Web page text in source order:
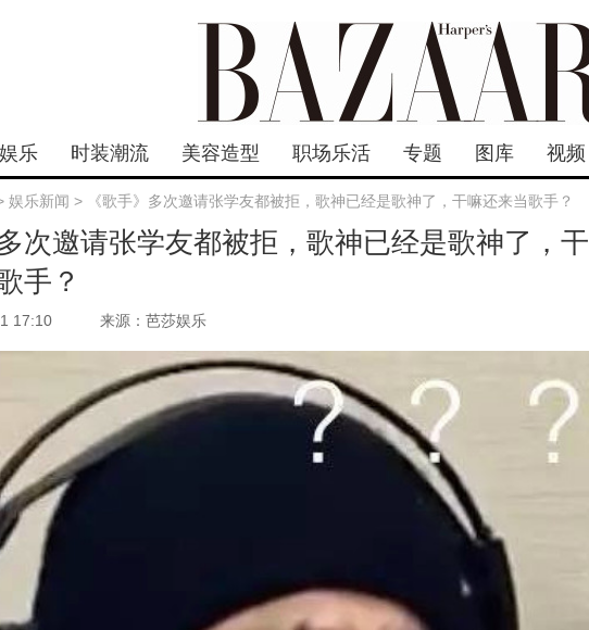
乐 时装潮流 美容造型 职场乐活 专题 图库 视频
娱乐新闻 > 《歌手》多次邀请张学友都被拒，歌神已经是歌神了，干嘛还来当歌手？
多次邀请张学友都被拒，歌神已经是歌神了，干
手？
17:10 来源：芭莎娱乐